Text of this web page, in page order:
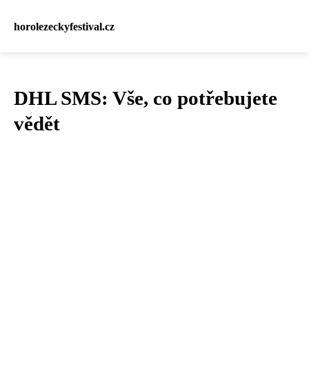
horolezeckyfestival.cz
DHL SMS: Vše, co potřebujete
vědět